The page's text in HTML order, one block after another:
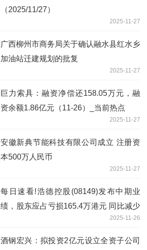
（2025/11/27）
2025-11-27
广西柳州市商务局关于确认融水县红水乡
加油站迁建规划的批复
2025-11-27
巨力索具：融资净偿还158.05万元，融
资余额1.86亿元（11-26）_当前热点
2025-11-27
安徽新典节能科技有限公司成立 注册资
本500万人民币
2025-11-27
每日速看!浩德控股(08149)发布中期业
绩，股东应占亏损165.4万港元 同比减少
2025-11-26
酒钢宏兴：拟投资2亿元设立全资子公司